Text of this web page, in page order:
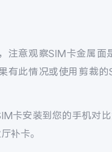
注意观察SIM卡金属面
有此情况或使用剪裁
卡安装到您的手机对
补卡。